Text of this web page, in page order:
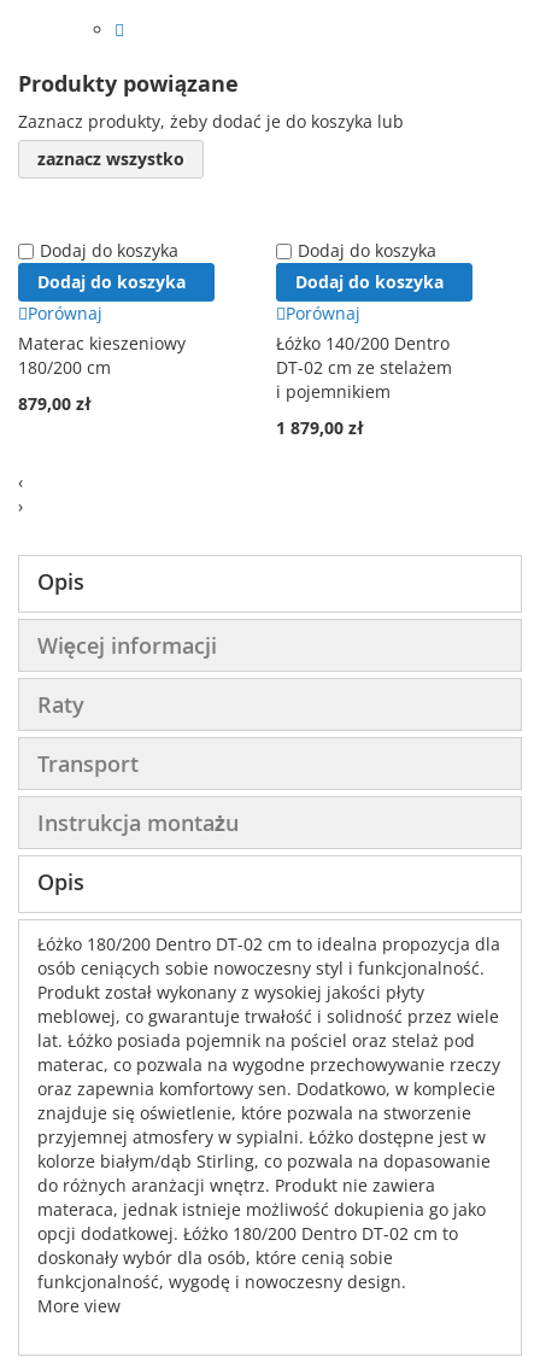
Produkty powiązane
Zaznacz produkty, żeby dodać je do koszyka lub
zaznacz wszystko
Dodaj do koszyka
Dodaj do koszyka
Porównaj
Materac kieszeniowy
180/200 cm
879,00 zł
Dodaj do koszyka
Dodaj do koszyka
Porównaj
Łóżko 140/200 Dentro
DT-02 cm ze stelażem
i pojemnikiem
1 879,00 zł
‹
›
Opis
Więcej informacji
Raty
Transport
Instrukcja montażu
Opis
Łóżko 180/200 Dentro DT-02 cm to idealna propozycja dla
osób ceniących sobie nowoczesny styl i funkcjonalność.
Produkt został wykonany z wysokiej jakości płyty
meblowej, co gwarantuje trwałość i solidność przez wiele
lat. Łóżko posiada pojemnik na pościel oraz stelaż pod
materac, co pozwala na wygodne przechowywanie rzeczy
oraz zapewnia komfortowy sen. Dodatkowo, w komplecie
znajduje się oświetlenie, które pozwala na stworzenie
przyjemnej atmosfery w sypialni. Łóżko dostępne jest w
kolorze białym/dąb Stirling, co pozwala na dopasowanie
do różnych aranżacji wnętrz. Produkt nie zawiera
materaca, jednak istnieje możliwość dokupienia go jako
opcji dodatkowej. Łóżko 180/200 Dentro DT-02 cm to
doskonały wybór dla osób, które cenią sobie
funkcjonalność, wygodę i nowoczesny design.
More view